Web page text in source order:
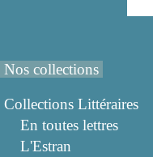
Nos collections
Collections Littéraires
En toutes lettres
L'Estran